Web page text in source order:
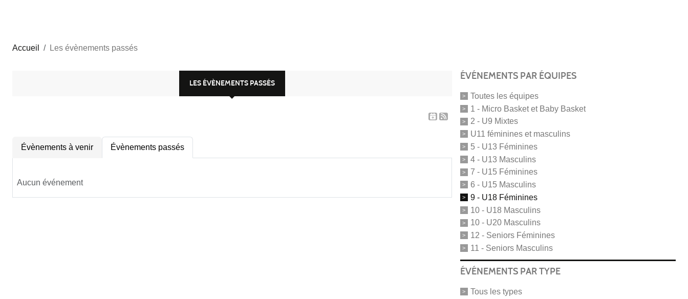
Accueil Les évènements passés
LES ÉVÈNEMENTS PASSÉS
Évènements à venir Évènements passés
Aucun événement
ÉVÉNEMENTS PAR ÉQUIPES
Toutes les équipes
1 - Micro Basket et Baby Basket
2 - U9 Mixtes
U11 féminines et masculins
5 - U13 Féminines
4 - U13 Masculins
7 - U15 Féminines
6 - U15 Masculins
9 - U18 Féminines
10 - U18 Masculins
10 - U20 Masculins
12 - Seniors Féminines
11 - Seniors Masculins
ÉVÉNEMENTS PAR TYPE
Tous les types